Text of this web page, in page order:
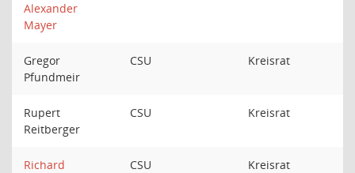
Alexander
Mayer
Gregor
Pfundmeir
CSU Kreisrat
Rupert
Reitberger
CSU Kreisrat
Richard
CSU Kreisrat